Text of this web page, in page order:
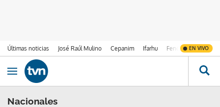
Últimas noticias José Raúl Mulino Cepanim Ifarhu Fenómeno de El
EN VIVO
Ir al contenido
Obrir navegació
Nacionales